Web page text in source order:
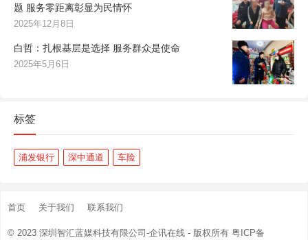
题 服务零距离彰显为民情怀
2025年12月8日
白哲：扎根基层是选择 服务群众是使命
2025年5月6日
标签
浦发银行 深中通道 车险
首页 关于我们 联系我们
© 2023 深圳智汇蓝媒科技有限公司-企讯在线 - 版权所有 粤ICP备